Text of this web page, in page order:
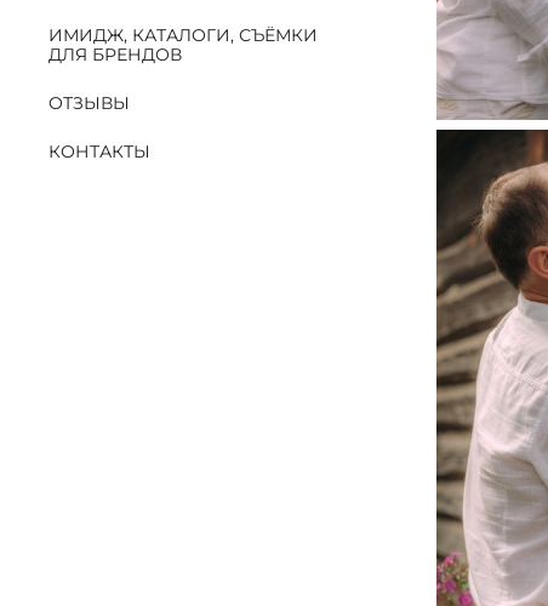
ИМИДЖ, КАТАЛОГИ, СЪЁМКИ
ДЛЯ БРЕНДОВ
ОТЗЫВЫ
КОНТАКТЫ